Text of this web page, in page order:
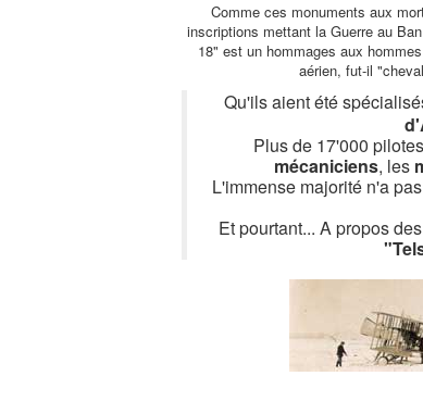
Comme ces monuments aux
inscriptions mettant la Guerre au
18" est un hommages aux
aérien, fut-il
Qu'ils aient été
Plus de 17'000
mécaniciens, les
L'immense majorité n'a
Et pourtant... A propos